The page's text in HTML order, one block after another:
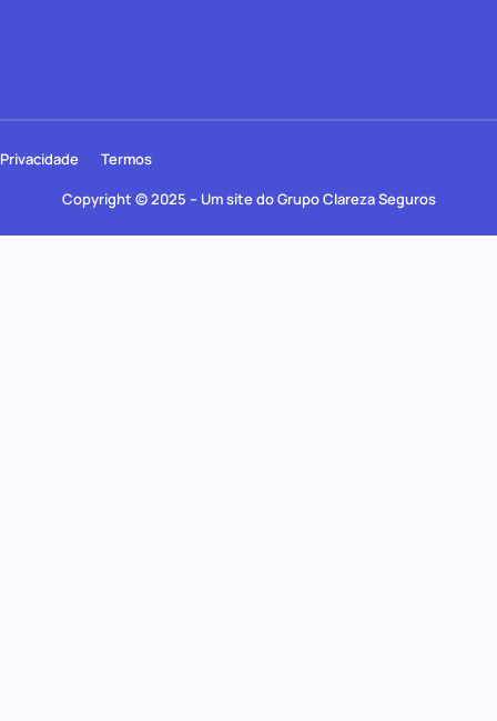
Copyright © 2025 – Um site do Grupo Clareza Seguros
Privacidade Termos